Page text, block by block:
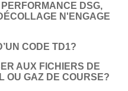
DSG,
N'ENGAGE
CODE TD1?
AUX FICHIERS DE
OU GAZ DE COURSE?